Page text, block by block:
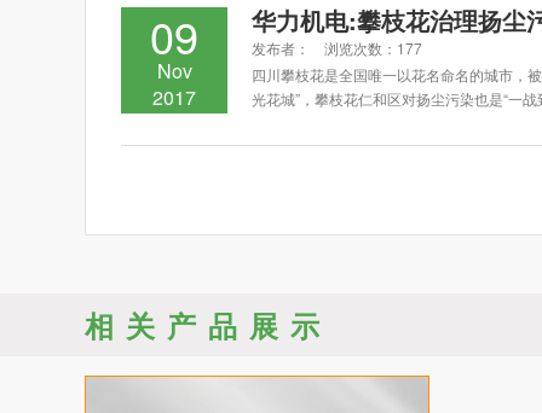
09
Nov
2017
华力机电:攀枝花治理扬尘
发布者： 浏览次数：177
四川攀枝花是全国唯一以花名命名的城市，
光花城”，攀枝花仁和区对扬尘污染也是“一战
相关产品展示